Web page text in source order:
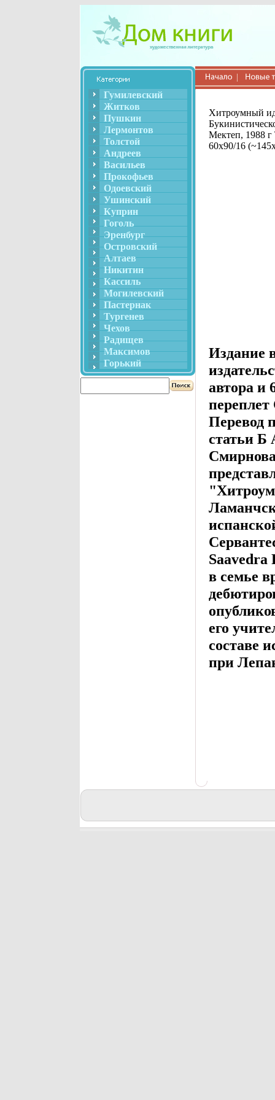
Гумилевский
Житков
Пушкин
Лермонтов
Толстой
Андреев
Васильев
Прокофьев
Одоевский
Ушинский
Куприн
Гоголь
Эренбург
Островский
Алтаев
Никитин
Кассиль
Могилевский
Пастернак
Тургенев
Чехов
Радищев
Максимов
Горький
Хитроумный
Мектеп, 1988 г
60x90/16
Издание
автора и
Перевод
статьи Б
Saavedra
в семье
его
составе
при